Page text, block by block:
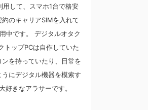
用して、スマホ1台で格安
のキャリアSIMを入れて
中です。 デジタルオタク
トップPCは自作していた
ンを持っていたり、日常を
にデジタル機器を模索す
好きなアラサーです。